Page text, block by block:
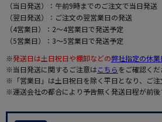
（当日発送）：午前9時までのご注文で当日発送
（翌日発送）：ご注文の翌営業日の発送
（4営業日）：2～4営業日で発送予定
（5営業日）：3～5営業日で発送予定
※発送日は土日祝日や棚卸などの弊社指定の休業
※当日発送に関するご注意はこちらをご確認くだ
※「営業日」は土日祝日を除く平日となり、ご注
※運送会社の都合により予告無く発送日程が前後